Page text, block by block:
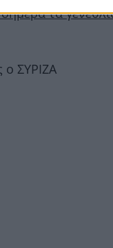
τα
ΣΥΡΙΖΑ